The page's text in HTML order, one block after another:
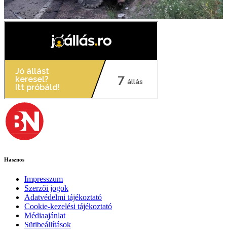
Hasznos
Impresszum
Szerzői jogok
Adatvédelmi tájékoztató
Cookie-kezelési tájékoztató
Médiaajánlat
Sütibeállítások